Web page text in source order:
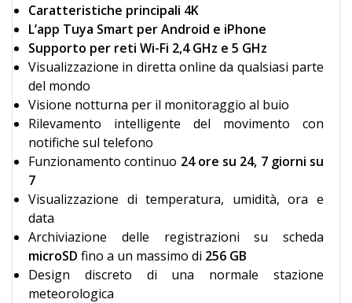
Caratteristiche principali 4K
L’app Tuya Smart per Android e iPhone
Supporto per reti Wi-Fi 2,4 GHz e 5 GHz
Visualizzazione in diretta online da qualsiasi parte
del mondo
Visione notturna per il monitoraggio al buio
Rilevamento intelligente del movimento con
notifiche sul telefono
Funzionamento continuo 24 ore su 24, 7 giorni su
7
Visualizzazione di temperatura, umidità, ora e
data
Archiviazione delle registrazioni su scheda
microSD fino a un massimo di 256 GB
Design discreto di una normale stazione
meteorologica